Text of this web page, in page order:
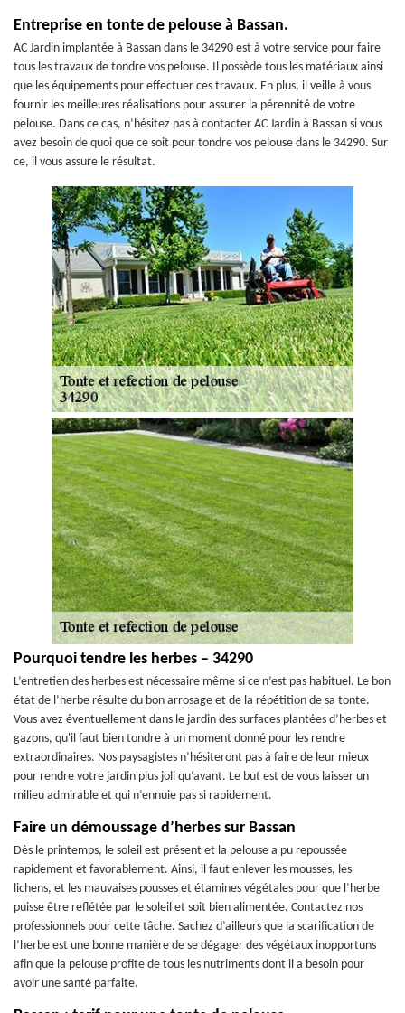
Entreprise en tonte de pelouse à Bassan.
AC Jardin implantée à Bassan dans le 34290 est à votre service pour faire
tous les travaux de tondre vos pelouse. Il possède tous les matériaux ainsi
que les équipements pour effectuer ces travaux. En plus, il veille à vous
fournir les meilleures réalisations pour assurer la pérennité de votre
pelouse. Dans ce cas, n’hésitez pas à contacter AC Jardin à Bassan si vous
avez besoin de quoi que ce soit pour tondre vos pelouse dans le 34290. Sur
ce, il vous assure le résultat.
Pourquoi tendre les herbes – 34290
L’entretien des herbes est nécessaire même si ce n’est pas habituel. Le bon
état de l’herbe résulte du bon arrosage et de la répétition de sa tonte.
Vous avez éventuellement dans le jardin des surfaces plantées d’herbes et
gazons, qu'il faut bien tondre à un moment donné pour les rendre
extraordinaires. Nos paysagistes n’hésiteront pas à faire de leur mieux
pour rendre votre jardin plus joli qu’avant. Le but est de vous laisser un
milieu admirable et qui n’ennuie pas si rapidement.
Faire un démoussage d’herbes sur Bassan
Dès le printemps, le soleil est présent et la pelouse a pu repoussée
rapidement et favorablement. Ainsi, il faut enlever les mousses, les
lichens, et les mauvaises pousses et étamines végétales pour que l’herbe
puisse être reflétée par le soleil et soit bien alimentée. Contactez nos
professionnels pour cette tâche. Sachez d’ailleurs que la scarification de
l’herbe est une bonne manière de se dégager des végétaux inopportuns
afin que la pelouse profite de tous les nutriments dont il a besoin pour
avoir une santé parfaite.